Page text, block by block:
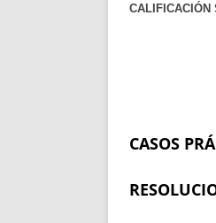
CALIFICACIÓN
CASOS